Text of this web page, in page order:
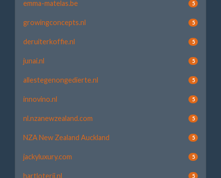
emma-matelas.be 5
growingconcepts.nl 5
deruiterkoffie.nl 5
junai.nl 5
allestegenongedierte.nl 5
innovino.nl 5
nl.nzanewzealand.com 5
NZA New Zealand Auckland 5
jackyluxury.com 5
hartloterij.nl 5